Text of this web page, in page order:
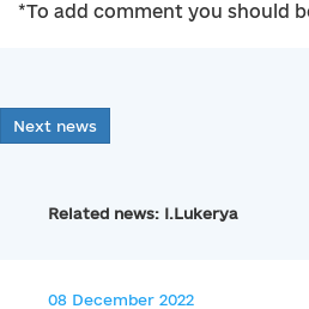
*To add comment you should
Next news
Related news: I.Lukerya
08 December 2022